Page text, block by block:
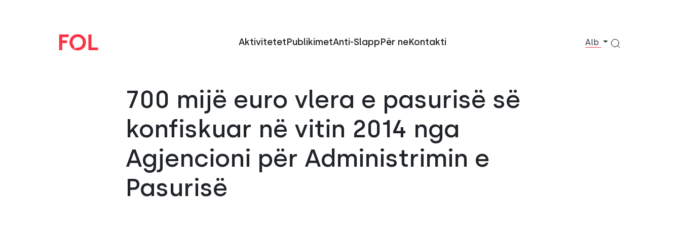
AktivitetetPublikimetAnti-SlappPër neKontakti Alb
700 mijë euro vlera e pasurisë së
konfiskuar në vitin 2014 nga
Agjencioni për Administrimin e
Pasurisë